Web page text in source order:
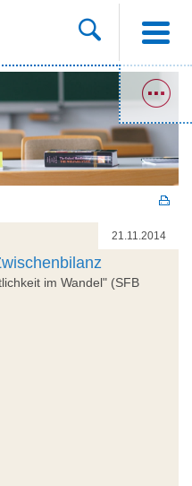
21.11.2014
im Wandel" (SFB